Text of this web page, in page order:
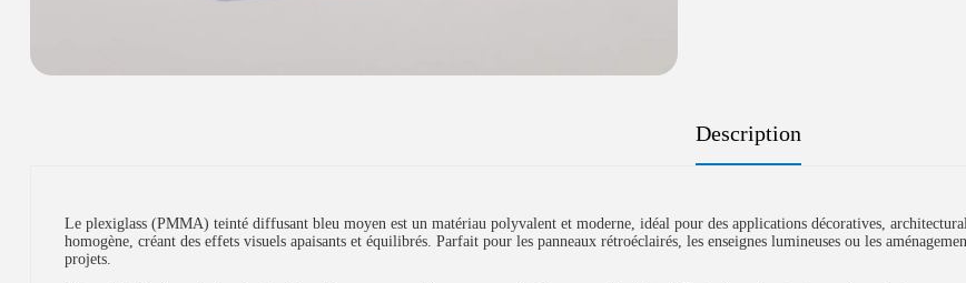
Description
Le plexiglass (PMMA) teinté diffusant bleu moyen est un matériau polyvalent et moderne, idéal pour des applications décoratives,
homogène, créant des effets visuels apaisants et équilibrés. Parfait pour les panneaux rétroéclairés, les enseignes lumineuses ou les
projets.